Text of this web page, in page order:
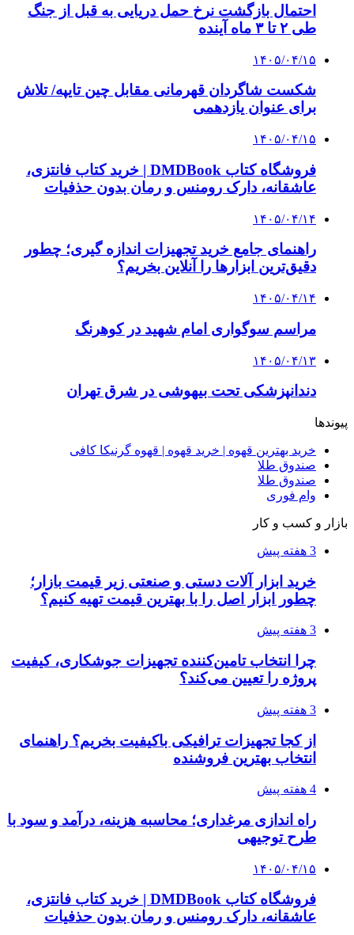
پیوندها
خرید بهترین قهوه | خرید قهوه | قهوه گرنیکا کافی
صندوق طلا
وام فوری
بازار و کسب و کار
3 هفته پیش
خرید ابزار آلات دستی و صنعتی زیر قیمت بازار؛
چطور ابزار اصل را با بهترین قیمت تهیه کنیم؟
3 هفته پیش
چرا انتخاب تامین‌کننده تجهیزات جوشکاری، کیفیت
پروژه را تعیین می‌کند؟
3 هفته پیش
از کجا تجهیزات ترافیکی باکیفیت بخریم؟ راهنمای
انتخاب بهترین فروشنده
طرح توجیهی
۱۴۰۵/۰۴/۱۵
عاشقانه، دارک رومنس و رمان بدون حذفیات
۱۴۰۵/۰۴/۱۴
دقیق‌ترین ابزارها را آنلاین بخریم؟
فرصت‌های آربیتراژ ارز دیجیتال
محبوب شده است؟
که نباید نادیده بگیرید
نمی‌توانند با سازمان‌ها و شرکت‌های بزرگ همکاری
کنند؟